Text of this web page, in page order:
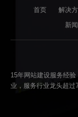
首页 解决
新
15年网站建设服务经
业，服务行业龙头超